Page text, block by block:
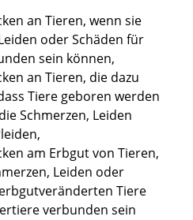
an Tieren, wenn sie
oder Schäden für
sein können,
an Tieren, die dazu
Tiere geboren werden
Schmerzen, Leiden
am Erbgut von Tieren,
Leiden oder
Tiere
verbunden sein